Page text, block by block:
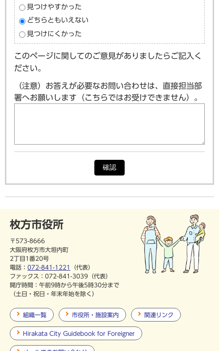
見つけやすかった
どちらともいえない
見つけにくかった
このページに関してのご意見がありましたらご記入く
ださい。
（注意）お答えが必要なお問い合わせは、直接担当部
署へお願いします（こちらではお受けできません）。
確認
枚方市役所
〒573-8666
大阪府枚方市大垣内町
2丁目1番20号
電話： 072-841-1221
（代表）
ファックス：072-841-3039（代表）
開庁時間：午前9時から午後5時30分まで
（土日・祝日・年末年始を除く）
組織一覧 市役所・施設案内 関連リンク
Hirakata City Guidebook for Foreigner